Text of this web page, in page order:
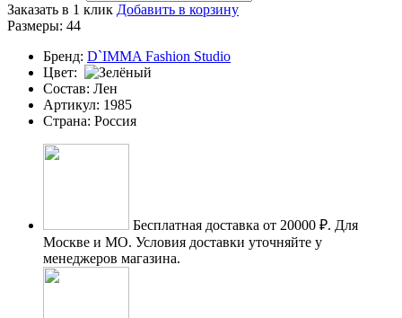
Заказать в 1 клик Добавить в корзину
Размеры: 44
Бренд: D`IMMA Fashion Studio
Цвет:
Состав: Лен
Артикул: 1985
Страна: Россия
Бесплатная доставка от 20000 ₽. Для
Москве и МО. Условия доставки уточняйте у
менеджеров магазина.